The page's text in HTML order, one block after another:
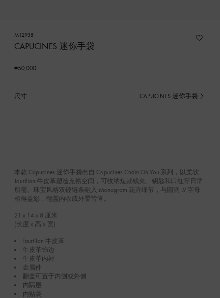
M12938
CAPUCINES 迷你手袋
¥50,000
尺寸 CAPUCINES 迷你手袋
已
本款 Capucines 迷你手袋出自 Capucines Chain On You 系列，以柔软
Taurillon 牛皮革塑造充裕空间，可收纳短款钱夹、钥匙和口红等日常
所需。珠宝风格双镀链条融入 Monogram 花卉细节，与圆润 LV 字母
相得益彰，翻盖内收或外置皆宜。
21 x 14 x 8 厘米
(长度 x 高 x 宽)
Taurillon 牛皮革
牛皮革饰边
牛皮革内衬
金属件
翻盖可置于内侧或外侧
内隔层
内贴袋